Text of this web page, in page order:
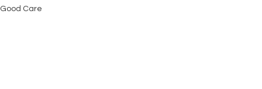
Good Care